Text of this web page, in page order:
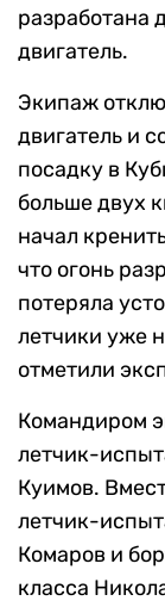
разработана
двигатель.
Экипаж
двигатель и
посадку в
больше двух
начал
что огонь
потеряла
летчики уже
отметили
Командиром
летчик-
Куимов.
летчик-
Комаров и
класса